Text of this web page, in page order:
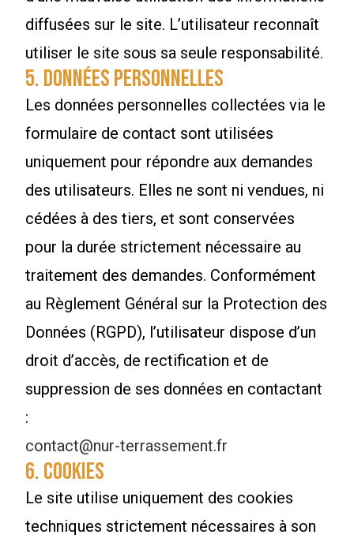
diffusées sur le site. L’utilisateur reconnaît
utiliser le site sous sa seule responsabilité.
5. Données personnelles
Les données personnelles collectées via le
formulaire de contact sont utilisées
uniquement pour répondre aux demandes
des utilisateurs. Elles ne sont ni vendues, ni
cédées à des tiers, et sont conservées
pour la durée strictement nécessaire au
traitement des demandes. Conformément
au Règlement Général sur la Protection des
Données (RGPD), l’utilisateur dispose d’un
droit d’accès, de rectification et de
suppression de ses données en contactant
:
contact@nur-terrassement.fr
6. Cookies
Le site utilise uniquement des cookies
techniques strictement nécessaires à son